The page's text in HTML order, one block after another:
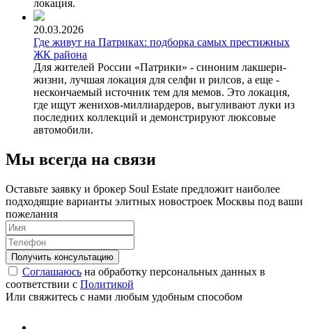
локация.
20.03.2026
Где живут на Патриках: подборка самых престижных
ЖК района
Для жителей России «Патрики» - синоним лакшери-
жизни, лучшая локация для селфи и рилсов, а еще -
нескончаемый источник тем для мемов. Это локация,
где ищут женихов-миллиардеров, выгуливают луки из
последних коллекций и демонстрируют люксовые
автомобили.
Мы всегда на связи
Оставьте заявку и брокер Soul Estate предложит наиболее
подходящие варианты элитных новостроек Москвы под ваши
пожелания
Соглашаюсь на обработку персональных данных в
соответствии с Политикой
Или свяжитесь с нами любым удобным способом